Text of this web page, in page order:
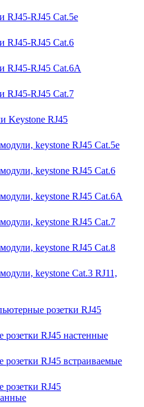
RJ45-RJ45 Cat.5e
RJ45-RJ45 Cat.6
RJ45-RJ45 Cat.6A
RJ45-RJ45 Cat.7
Keystone RJ45
keystone RJ45 Cat.5e
keystone RJ45 Cat.6
keystone RJ45 Cat.6A
keystone RJ45 Cat.7
keystone RJ45 Cat.8
keystone Cat.3 RJ11,
розетки RJ45
розетки RJ45 настенные
розетки RJ45 встраиваемые
розетки RJ45